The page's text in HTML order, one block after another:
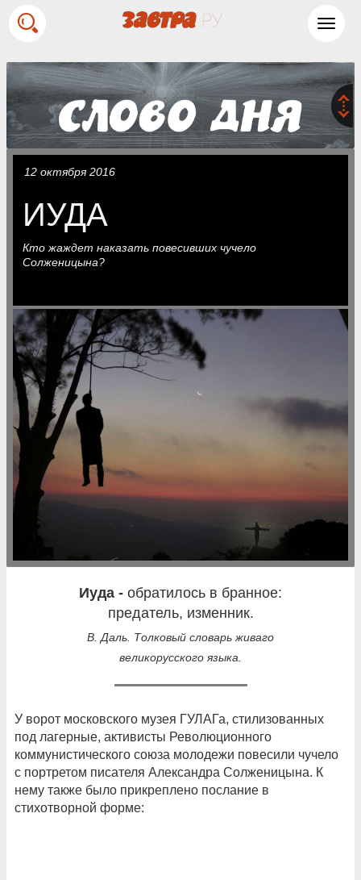
12 октября 2016
ИУДА
Кто жаждет наказать повесивших чучело
Солженицына?
иуда - обратилось в бранное:
предатель, изменник.
В. Даль. Толковый словарь живaго
великорусского языка.
У ворот московского музея ГУЛАГа, стилизованных
под лагерные, активисты Революционного
коммунистического союза молодежи повесили чучело
с портретом писателя Александра Солженицына. К
нему также было прикреплено послание в
стихотворной форме: